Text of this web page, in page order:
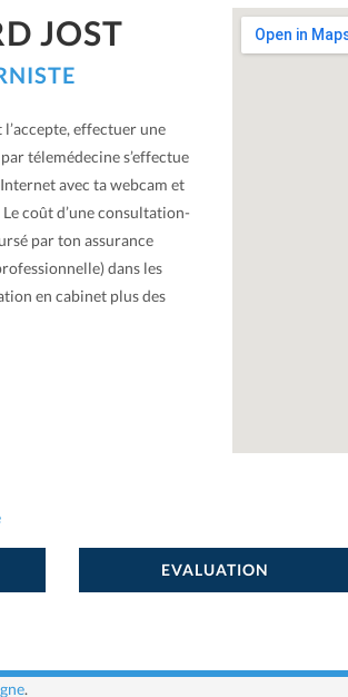
JOST
effectuer une
télemédecine s’effectue
avec ta webcam et
coût d’une consultation-
par ton assurance
dans les
en cabinet plus des
EVALUATION
.